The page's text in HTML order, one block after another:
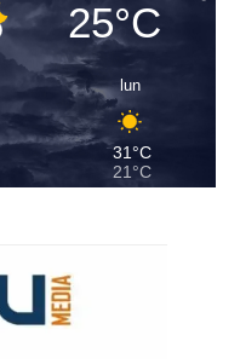
25°C
lun
31°C
21°C